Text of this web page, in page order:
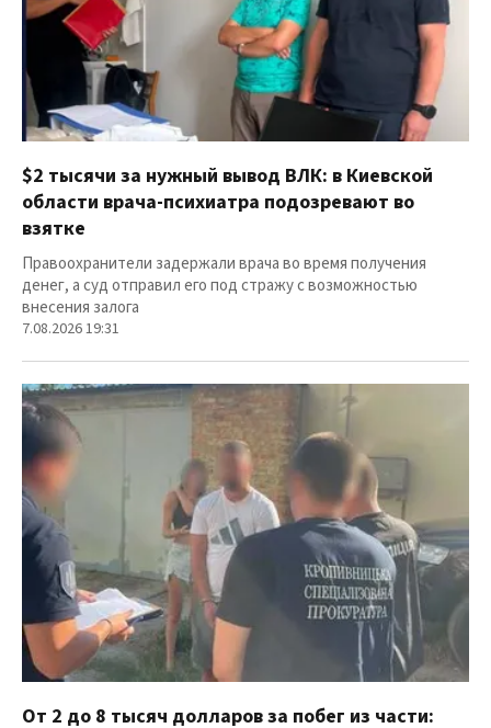
$2 тысячи за нужный вывод ВЛК: в Киевской
области врача-психиатра подозревают во
взятке
Правоохранители задержали врача во время получения
денег, а суд отправил его под стражу с возможностью
внесения залога
7.08.2026 19:31
От 2 до 8 тысяч долларов за побег из части: